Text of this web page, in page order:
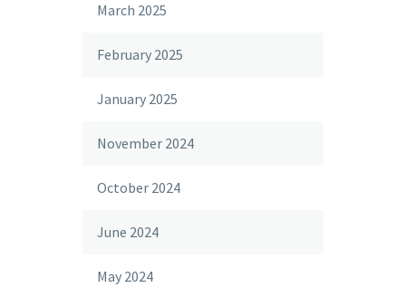
March 2025
February 2025
January 2025
November 2024
October 2024
June 2024
May 2024